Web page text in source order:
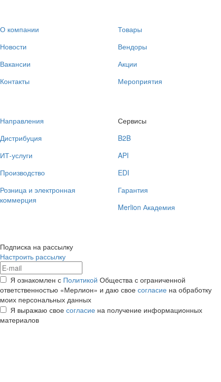
О компании
Новости
Вакансии
Контакты
Товары
Вендоры
Акции
Мероприятия
Направления
Дистрибуция
ИТ-услуги
Производство
Розница и электронная
коммерция
Сервисы
B2B
API
EDI
Гарантия
Merlion Академия
Подписка на рассылку
Настроить рассылку
Я ознакомлен с Политикой Общества с ограниченной
ответственностью «Мерлион» и даю свое согласие на обработку
моих персональных данных
Я выражаю свое согласие на получение информационных
материалов